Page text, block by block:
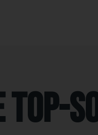
Top-